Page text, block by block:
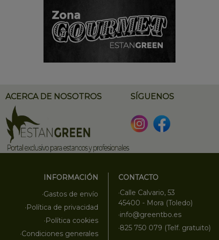
ACERCA DE NOSOTROS SÍGUENOS
INFORMACIÓN
·Gastos de envío
·Política de privacidad
·Política cookies
·Condiciones generales
CONTACTO
·Calle Calvario, 53
45400 - Mora (Toledo)
·info@greentbo.es
·825 750 079 (Telf. gratuito)